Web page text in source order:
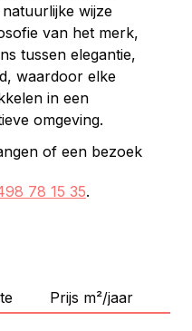
wijze
van het merk,
tussen elegantie,
waardoor elke
in een
omgeving.
of een bezoek
78 15 35.
Prijs m²/jaar